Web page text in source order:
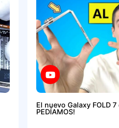
El nuevo Galaxy FOLD 7
PEDÍAMOS!